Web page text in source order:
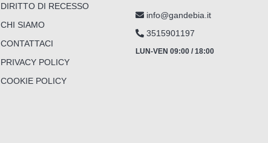
DIRITTO DI RECESSO
CHI SIAMO
CONTATTACI
PRIVACY POLICY
COOKIE POLICY
info@gandebia.it
3515901197
LUN-VEN 09:00 / 18:00